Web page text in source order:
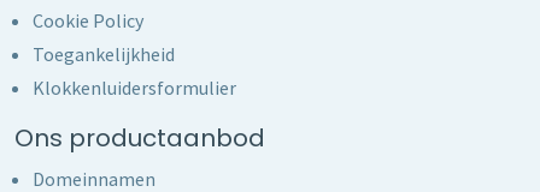
Cookie Policy
Toegankelijkheid
Klokkenluidersformulier
Ons productaanbod
Domeinnamen